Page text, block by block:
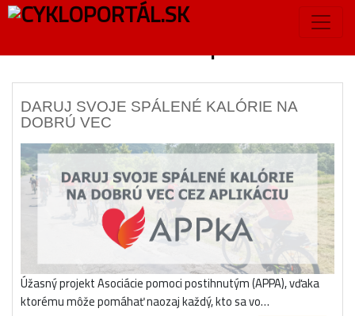
Značka:Inšpirácia
DARUJ SVOJE SPÁLENÉ KALÓRIE NA
DOBRÚ VEC
Úžasný projekt Asociácie pomoci postihnutým (APPA), vďaka
ktorému môže pomáhať naozaj každý, kto sa vo…